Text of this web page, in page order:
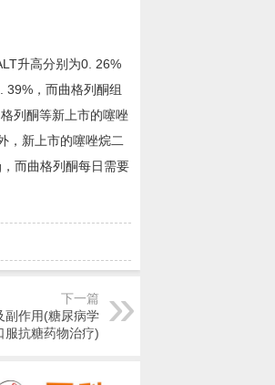
升高分别为0. 26%
39%，而曲格列酮组
列酮等新上市的噻唑
，新上市的噻唑烷二
而曲格列酮每日需要
下一篇
副作用(糖尿病学
服抗糖药物治疗)